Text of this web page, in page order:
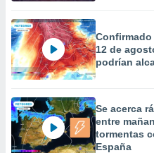
12 de
podrían
Se acerca
entre
tormentas
España